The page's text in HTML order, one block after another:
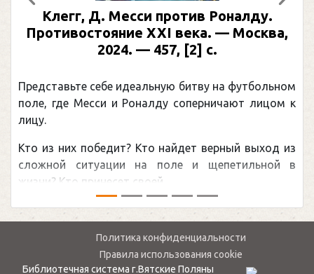
Клегг, Д. Месси против Роналду.
Противостояние XXI века. — Москва,
2024. — 457, [2] с.
Представьте себе идеальную битву на футбольном
поле, где Месси и Роналду соперничают лицом к
лицу.
Кто из них победит? Кто найдет верный выход из
сложной ситуации на поле и щепетильной в
жизни? Кто принесет своей ...
Предыдущий
Политика конфиденциальности
Правила использования cookie
Библиотечная система г.Вятские Поляны